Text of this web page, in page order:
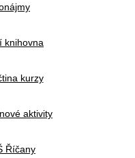
knihovna
kurzy
aktivity
Říčany